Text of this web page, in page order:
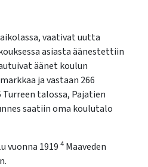
vaativat uutta
asiasta äänestettiin
äänet koulun
ja vastaan 266
Turreen talossa, Pajatien
saatiin oma koulutalo
vuonna 1919 4 Maaveden